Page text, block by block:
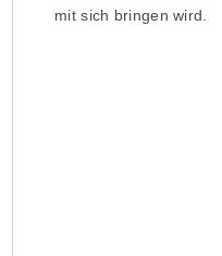
mit sich bringen wird.